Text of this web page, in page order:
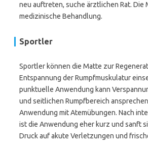
neu auftreten, suche ärztlichen Rat. Die
medizinische Behandlung.
Sportler
Sportler können die Matte zur
Entspannung der Rumpfmuskulatur
punktuelle Anwendung kann
und seitlichen Rumpfbereich
Anwendung mit Atemübungen. Nach
ist die Anwendung eher kurz und sanft
Druck auf akute Verletzungen und